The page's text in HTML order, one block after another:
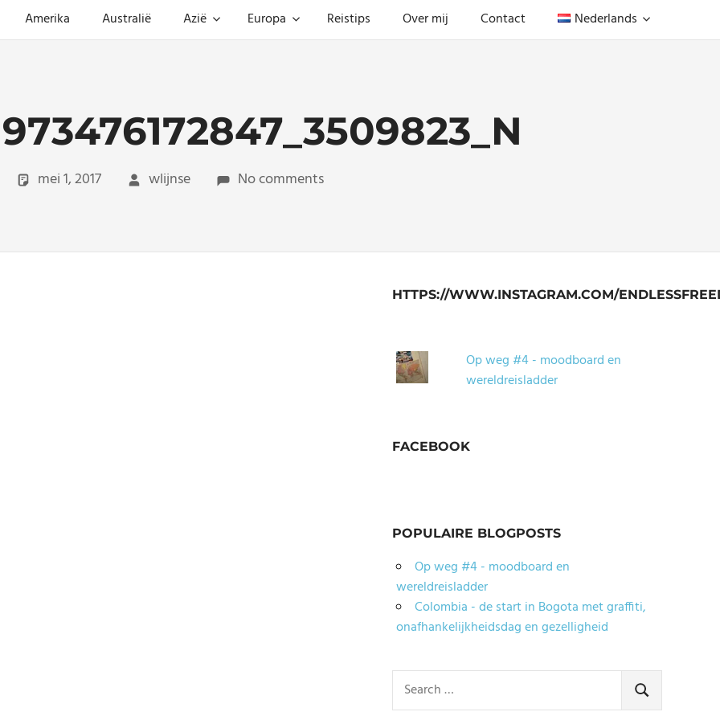
Amerika Australië Azië Europa Reistips Over mij Contact Nederlands
mei 1, 2017 wlijnse No comments
HTTPS://WWW.INSTAGRAM.COM/
Op weg #4 - moodboard en
wereldreisladder
FACEBOOK
POPULAIRE BLOGPOSTS
Op weg #4 - moodboard en
wereldreisladder
Colombia - de start in Bogota met graffiti,
onafhankelijkheidsdag en gezelligheid
for:
SEARCH